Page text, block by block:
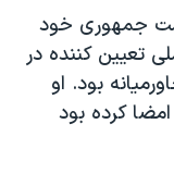
جمهوری خود
تعیین کننده در
بود. او
کرده بود